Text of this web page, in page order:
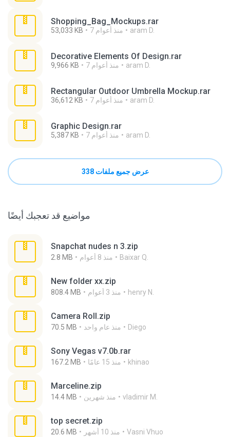
Shopping_Bag_Mockups.rar
53,033 KB 7 منذ أعوام aram D.
Decorative Elements Of Design.rar
9,966 KB 7 منذ أعوام aram D.
Rectangular Outdoor Umbrella Mockup.rar
36,612 KB 7 منذ أعوام aram D.
Graphic Design.rar
5,387 KB 7 منذ أعوام aram D.
عرض جميع ملفات 338
مواضيع قد تعجبك أيضًا
Snapchat nudes n 3.zip
2.8 MB منذ 8 أعوام Baixar Q.
New folder xx.zip
808.4 MB منذ 3 أعوام henry N.
Camera Roll.zip
70.5 MB منذ عام واحد Diego
Sony Vegas v7.0b.rar
167.2 MB منذ 15 عامًا khinao
Marceline.zip
14.4 MB منذ شهرين vladimir M.
top secret.zip
20.6 MB منذ 10 أشهر Vasni Vhuo